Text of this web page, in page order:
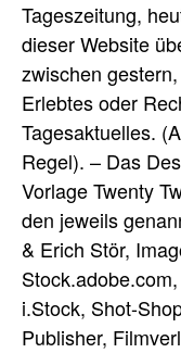
Tageszeitung,
dieser Website
zwischen
Erlebtes oder
Tagesaktuelles.
Regel). – Das
Vorlage Twenty
den jeweils
& Erich Stör,
i.Stock, Shot-
Publisher,